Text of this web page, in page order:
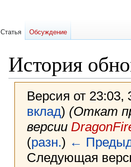
История
Версия от
вклад) (Откат
версии
(разн.) ←
Следующая
Статья Обсуждение